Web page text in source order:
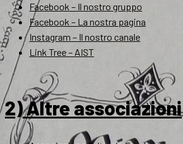
Facebook – Il nostro gruppo
Facebook – La nostra pagina
Instagram – Il nostro canale
Link Tree – AIST
2) Altre associazioni